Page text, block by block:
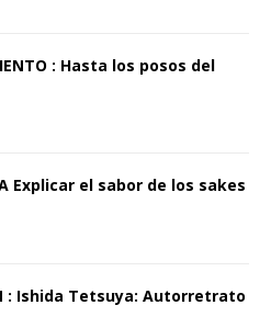
: Hasta los posos del
Explicar el sabor de los sakes
: Ishida Tetsuya: Autorretrato